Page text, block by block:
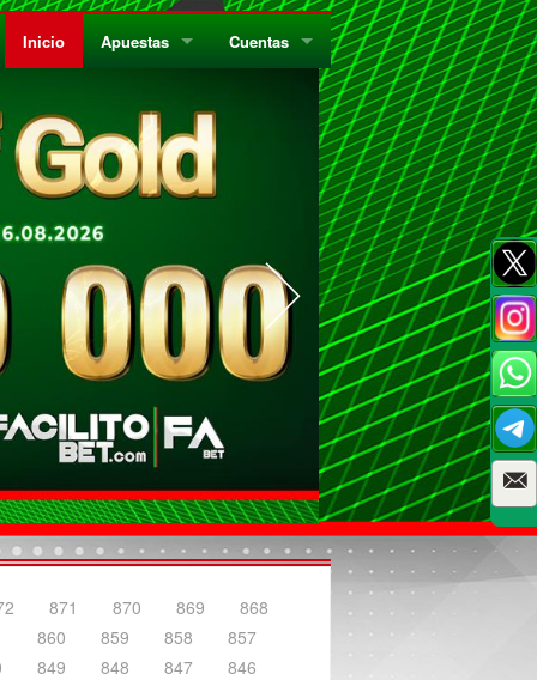
Inicio Apuestas
¿Qué es el Sistema Parley?
Privacidad
Como Jugar Bingo
Cuentas
Preguntas Frecuentes
Reglas Generales
871 870 869
868
860 859 858
857
849 848 847
846